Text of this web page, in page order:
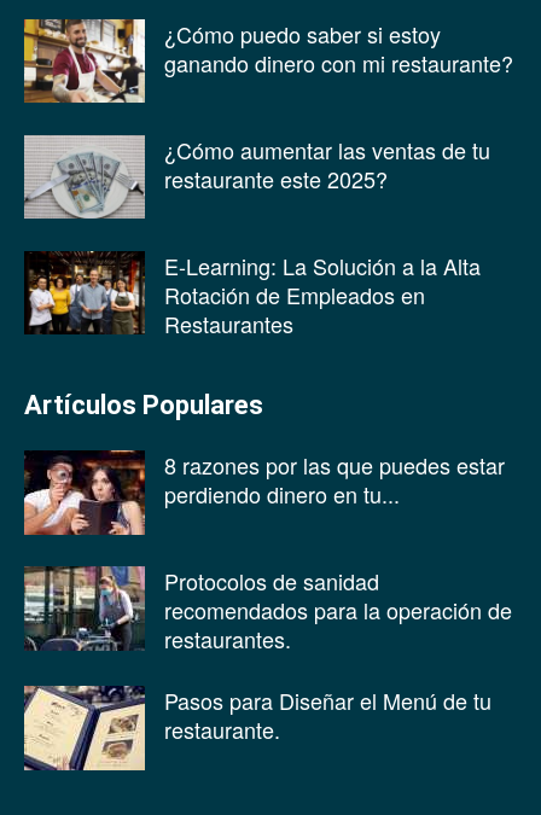
¿Cómo puedo saber si estoy
ganando dinero con mi restaurante?
¿Cómo aumentar las ventas de tu
restaurante este 2025?
E-Learning: La Solución a la Alta
Rotación de Empleados en
Restaurantes
Artículos Populares
8 razones por las que puedes estar
perdiendo dinero en tu...
Protocolos de sanidad
recomendados para la operación de
restaurantes.
Pasos para Diseñar el Menú de tu
restaurante.